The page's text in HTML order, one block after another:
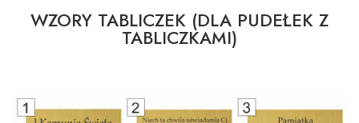
WZORY TABLICZEK (DLA PUDEŁEK Z
TABLICZKAMI)